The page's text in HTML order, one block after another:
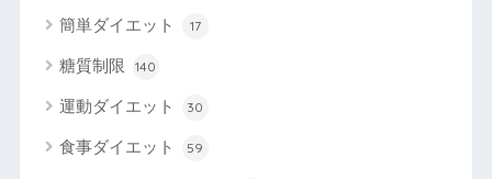
簡単ダイエット 17
糖質制限 140
運動ダイエット 30
食事ダイエット 59